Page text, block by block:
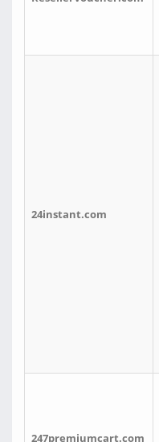
24instant.com
247premiumcart.com